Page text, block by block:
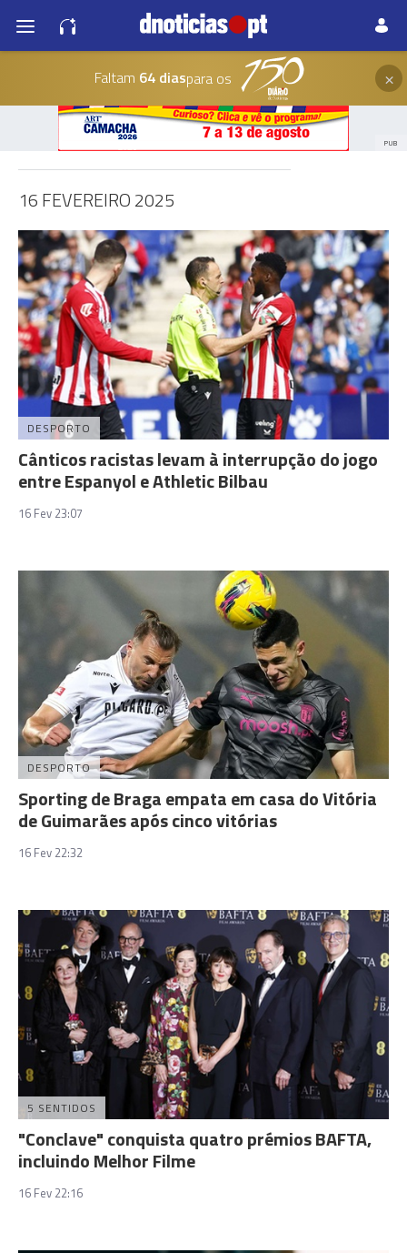
Faltam 64 diaspara os ×
PUB
16 FEVEREIRO 2025
DESPORTO
Cânticos racistas levam à interrupção do jogo
entre Espanyol e Athletic Bilbau
16 Fev 23:07
DESPORTO
Sporting de Braga empata em casa do Vitória
de Guimarães após cinco vitórias
16 Fev 22:32
5 SENTIDOS
"Conclave" conquista quatro prémios BAFTA,
incluindo Melhor Filme
16 Fev 22:16